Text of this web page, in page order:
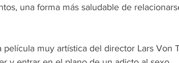
una forma más saludable de
película muy artística del director Lars Von